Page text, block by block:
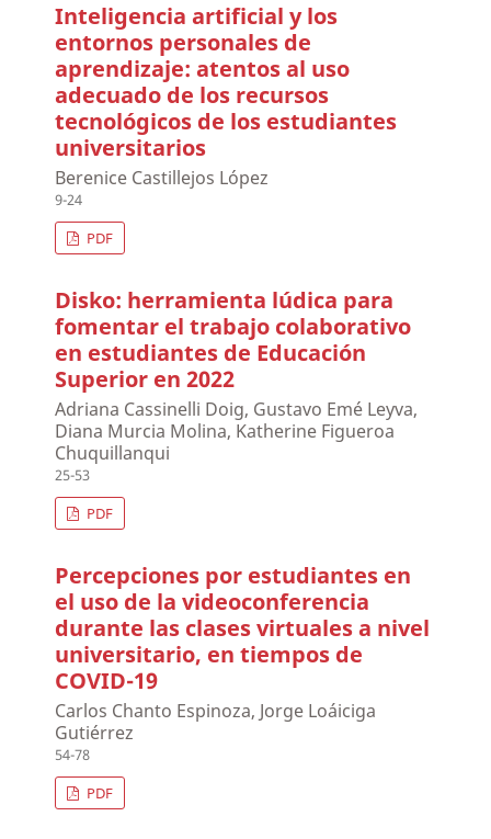
Inteligencia artificial y los
entornos personales de
aprendizaje: atentos al uso
adecuado de los recursos
tecnológicos de los estudiantes
universitarios
Berenice Castillejos López
9-24
PDF
Disko: herramienta lúdica para
fomentar el trabajo colaborativo
en estudiantes de Educación
Superior en 2022
Adriana Cassinelli Doig, Gustavo Emé Leyva,
Diana Murcia Molina, Katherine Figueroa
Chuquillanqui
25-53
PDF
Percepciones por estudiantes en
el uso de la videoconferencia
durante las clases virtuales a nivel
universitario, en tiempos de
COVID-19
Carlos Chanto Espinoza, Jorge Loáiciga
Gutiérrez
54-78
PDF